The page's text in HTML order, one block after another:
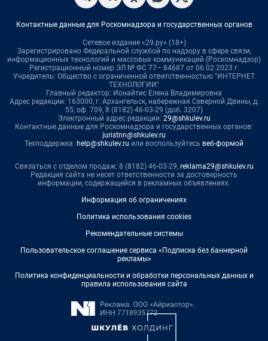
Контактные данные для Роскомнадзора и государственных органов
Сетевое издание «29.ру» (18+)
Зарегистрировано Федеральной службой по надзору в сфере связи,
информационных технологий и массовых коммуникаций (Роскомнадзор)
Регистрационный номер ЭЛ № ФС 77– 84687 от 06.02.2023 г.
Учредитель: Общество с ограниченной ответственностью "ИНТЕРНЕТ
ТЕХНОЛОГИИ"
Главный редактор: Ионайтис Елена Владимировна
Адрес редакции: 163000, г. Архангельск, набережная Северной Двины, д.
55, оф. 709, 8 (8182) 46-03-29 (доб. 3207)
Электронный адрес редакции: 29@shkulev.ru
Контактные данные для Роскомнадзора и государственных органов:
juristnn@shkulev.ru
Техподдержка: help@shkulev.ru или воспользуйтесь веб-формой
Связаться с отделом продаж: 8 (8182) 46-03-29, reklama29@shkulev.ru
Редакция сайта не несет ответственности за достоверность
информации, содержащейся в рекламных объявлениях.
Информация об ограничениях
Политика использования cookies
Рекомендательные системы
Пользовательское соглашение сервиса «Подписка без баннерной
рекламы»
Политика конфиденциальности и обработки персональных данных и
правила использования сайта